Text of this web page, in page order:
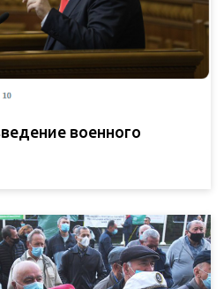
военного